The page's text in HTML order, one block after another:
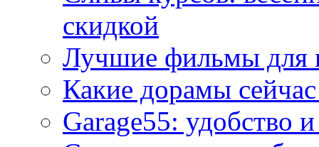
скидкой
Лучшие фильмы для
Какие дорамы
Garage55: удобство